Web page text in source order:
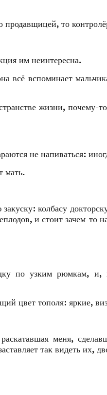
то
им неинтересна.
всё вспоминает
жизни, почему-
не напиваться:
мать.
закуску: колбасу
и стоит зачем-то
по узким рюмкам, и,
цвет тополя: яркие,
меня,
так видеть их,